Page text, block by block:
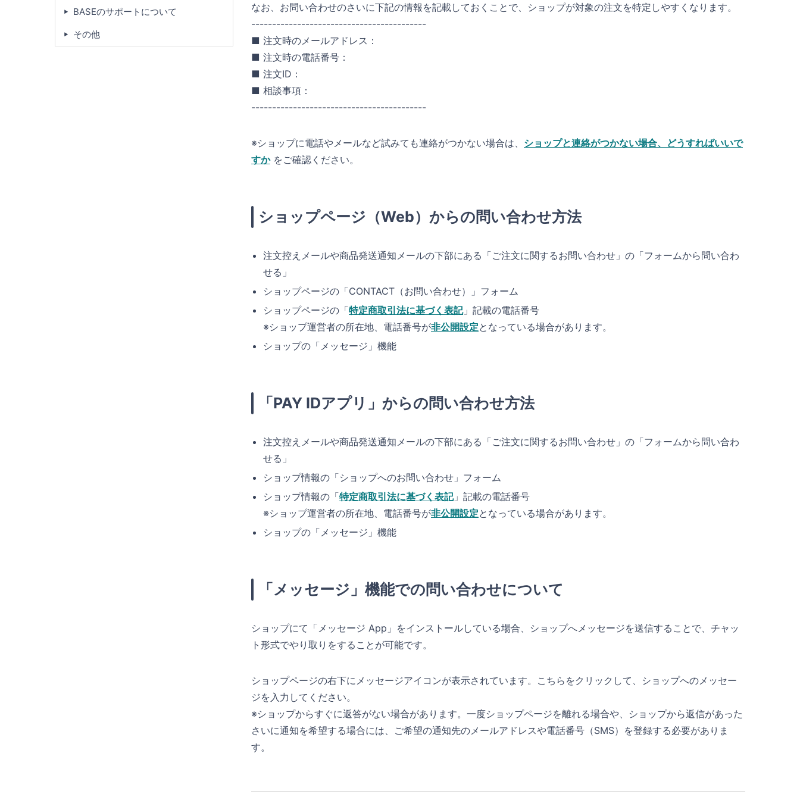
なお、お問い合わせのさいに下記の情報を記載しておくことで、ショップが対象の注文を特定しやすくなります。
------------------------------------------
■ 注文時のメールアドレス：
■ 注文時の電話番号：
■ 注文ID：
■ 相談事項：
------------------------------------------
※ショップに電話やメールなど試みても連絡がつかない場合は、 ショップと連絡がつかない場合、どうすればいいで
すかをご確認ください。
ショップページ（Web）からの問い合わせ方法
注文控えメールや商品発送通知メールの下部にある「ご注文に関するお問い合わせ」の「フォームから問い合わ
せる」
ショップページの「CONTACT（お問い合わせ）」フォーム
ショップページの「特定商取引法に基づく表記」記載の電話番号
※ショップ運営者の所在地、電話番号が非公開設定となっている場合があります。
ショップの「メッセージ」機能
「PAY IDアプリ」からの問い合わせ方法
注文控えメールや商品発送通知メールの下部にある「ご注文に関するお問い合わせ」の「フォームから問い合わ
せる」
ショップ情報の「ショップへのお問い合わせ」フォーム
ショップ情報の「特定商取引法に基づく表記」記載の電話番号
※ショップ運営者の所在地、電話番号が非公開設定となっている場合があります。
ショップの「メッセージ」機能
「メッセージ」機能での問い合わせについて
ショップにて「メッセージ App」をインストールしている場合、ショップへメッセージを送信することで、チャッ
ト形式でやり取りをすることが可能です。
ショップページの右下にメッセージアイコンが表示されています。こちらをクリックして、ショップへのメッセー
ジを入力してください。
※ショップからすぐに返答がない場合があります。一度ショップページを離れる場合や、ショップから返信があった
さいに通知を希望する場合には、ご希望の通知先のメールアドレスや電話番号（SMS）を登録する必要がありま
す。
BASEのサポートについて
その他